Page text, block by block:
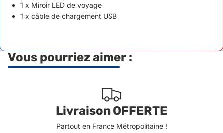
1 x Miroir LED de voyage
1 x câble de chargement USB
Vous pourriez aimer :
Livraison OFFERTE
Partout en France Métropolitaine !